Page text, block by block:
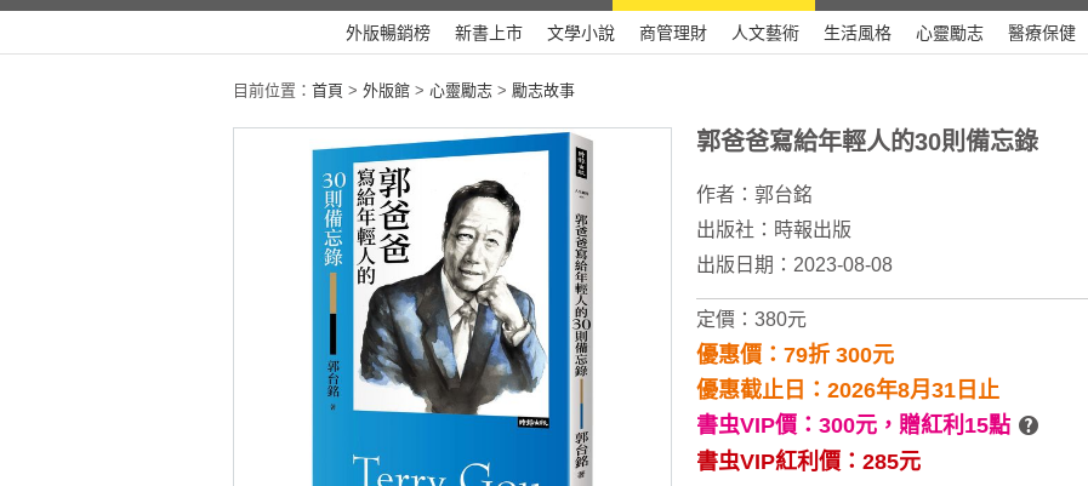
外版暢銷榜 新書上市 文學小說 商管理財 人文藝術 生活風格 心靈勵志 醫療保健
目前位置： 首頁 > 外版館 > 心靈勵志 > 勵志故事
郭爸爸寫給年輕人的30則備忘錄
作者： 郭台銘
出版社： 時報出版
出版日期：2023-08-08
定價：380元
優惠價：79折 300元
優惠截止日：2026年8月31日止
書虫VIP價：300元， 贈紅利15點
書虫VIP紅利價：285元